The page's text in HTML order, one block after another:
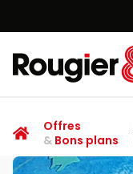
Rougier & Plé
Offres
&Bons plans